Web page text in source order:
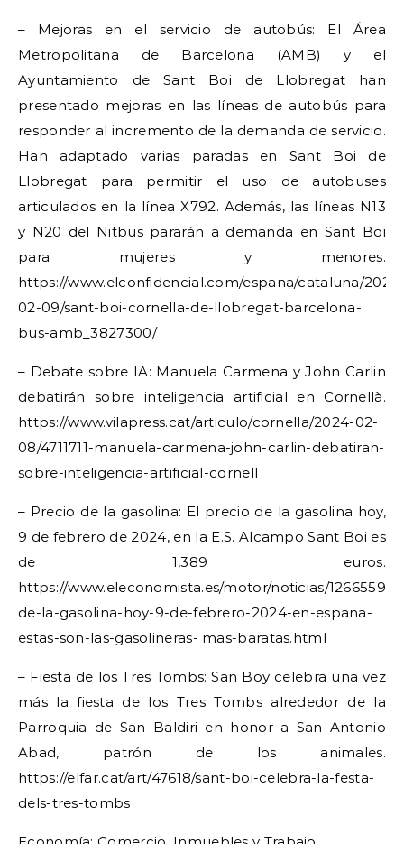
– Mejoras en el servicio de autobús: El Área
Metropolitana de Barcelona (AMB) y el
Ayuntamiento de Sant Boi de Llobregat han
presentado mejoras en las líneas de autobús para
responder al incremento de la demanda de servicio.
Han adaptado varias paradas en Sant Boi de
Llobregat para permitir el uso de autobuses
articulados en la línea X792. Además, las líneas N13
y N20 del Nitbus pararán a demanda en Sant Boi
para mujeres y menores.
https://www.elconfidencial.com/espana/cataluna/
02-09/sant-boi-cornella-de-llobregat-barcelona-
bus-amb_3827300/
– Debate sobre IA: Manuela Carmena y John Carlin
debatirán sobre inteligencia artificial en Cornellà.
https://www.vilapress.cat/articulo/cornella/2024-02-
08/4711711-manuela-carmena-john-carlin-debatiran-
sobre-inteligencia-artificial-cornell
– Precio de la gasolina: El precio de la gasolina hoy,
9 de febrero de 2024, en la E.S. Alcampo Sant Boi es
de 1,389 euros.
https://www.eleconomista.es/motor/noticias/
de-la-gasolina-hoy-9-de-febrero-2024-en-espana-
estas-son-las-gasolineras- mas-baratas.html
– Fiesta de los Tres Tombs: San Boy celebra una vez
más la fiesta de los Tres Tombs alrededor de la
Parroquia de San Baldiri en honor a San Antonio
Abad, patrón de los animales.
https://elfar.cat/art/47618/sant-boi-celebra-la-festa-
dels-tres-tombs